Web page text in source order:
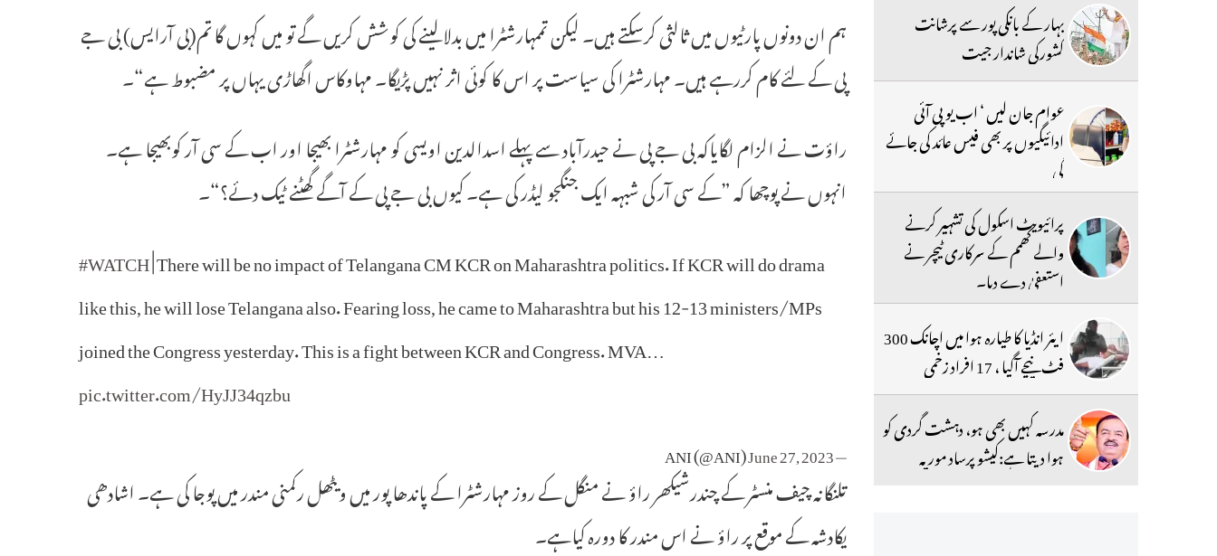
ہم ان دونوں پارٹیوں میں ثالثی کرسکتے ہیں۔ لیکن تممہارشٹرا میں بدلالینے کی کوشش کریں گے تو میں کہوں گا تم(بی آرایس) بی جے
پی کے لئے کام کررہے ہیں۔ مہارشٹرا کی سیاست پر اس کا کوئی اثر نہیں پڑیگا۔ مہاوکاس اگھاڑی یہاں پر مضبوط ہے“۔
راؤت نے الزام لگایاکہ بی جے پی نے حیدرآباد سے پہلے اسدالدین اویسی کو مہارشٹرا بھیجا اور اب کے سی آر کوبھیجا ہے۔
انہوں نے پوچھا کہ ”کے سی آر کی شبہہ ایک جنگجو لیڈر کی ہے۔ کیوں بی جے پی کے آگے گھٹنے ٹیک دئے؟“۔
#WATCH| There will be no impact of Telangana CM KCR on Maharashtra politics. If KCR will do drama
like this, he will lose Telangana also. Fearing loss, he came to Maharashtra but his 12-13 ministers/MPs
joined the Congress yesterday. This is a fight between KCR and Congress. MVA…
pic.twitter.com/HyJJ34qzbu
— ANI (@ANI)
June 27, 2023
تلنگانہ چیف منسٹر کے چندرشیکھر راؤ نے منگل کے روز مہارشٹرا کے پاندھا پور میں ویٹھل رکمنی مندر میں پوجا کی ہے۔ اشادھی
یکادشہ کے موقع پر راؤ نے اس مندر کا دورہ کیاہے۔
بہار کے بانکی پور سے پرشانت
کشورکی شاندار جیت
عوام جان لیں ‘ اب یو پی آئی
ادائیگیوں پر بھی فیس عائد کی جائے
گی
پرائیویٹ اسکول کی تشہیر کرنے
والے کھمم کے سرکاری ٹیچر نے
استعفیٰ دے دیا۔
ایئر انڈیا کا طیارہ ہوا میں اچانک 300
فٹ نیچے آگیا ، 17 افراد زخمی
مدرسہ کہیں بھی ہو، دہشت گردی کو
ہوا دیتا ہے:کیشو پرساد موریہ